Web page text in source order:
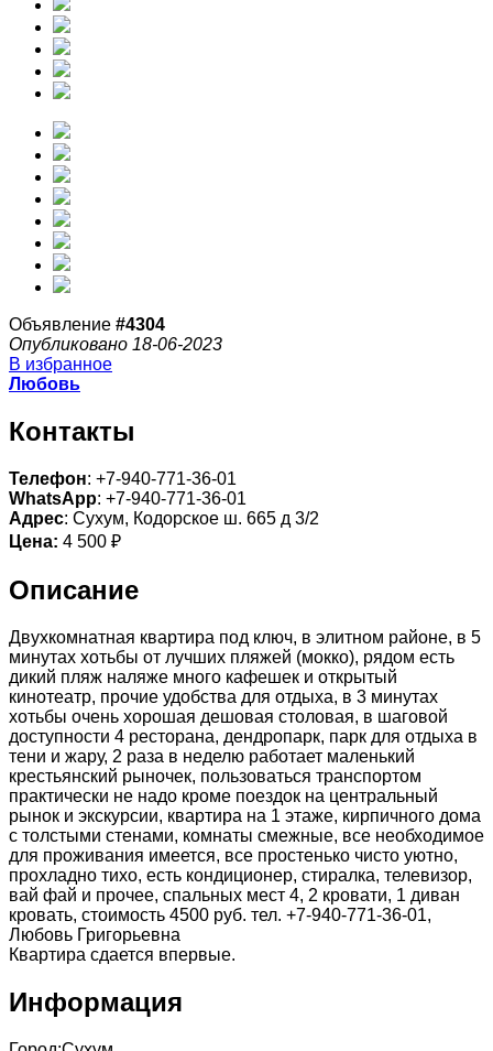
Объявление #4304
Опубликовано 18-06-2023
В избранное
Любовь
Контакты
Телефон: +7-940-771-36-01
WhatsApp: +7-940-771-36-01
Адрес: Сухум, Кодорское ш. 665 д 3/2
Цена: 4 500 ₽
Описание
Двухкомнатная квартира под ключ, в элитном районе, в 5
минутах хотьбы от лучших пляжей (мокко), рядом есть
дикий пляж наляже много кафешек и открытый
кинотеатр, прочие удобства для отдыха, в 3 минутах
хотьбы очень хорошая дешовая столовая, в шаговой
доступности 4 ресторана, дендропарк, парк для отдыха в
тени и жару, 2 раза в неделю работает маленький
крестьянский рыночек, пользоваться транспортом
практически не надо кроме поездок на центральный
рынок и экскурсии, квартира на 1 этаже, кирпичного дома
с толстыми стенами, комнаты смежные, все необходимое
для проживания имеется, все простенько чисто уютно,
прохладно тихо, есть кондиционер, стиралка, телевизор,
вай фай и прочее, спальных мест 4, 2 кровати, 1 диван
кровать, стоимость 4500 руб. тел. +7-940-771-36-01,
Любовь Григорьевна
Квартира сдается впервые.
Информация